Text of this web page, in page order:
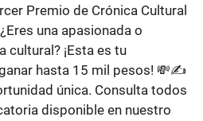
Premio de Crónica Cultural
una apasionada o
cultural? ¡Esta es tu
hasta 15 mil pesos! 💸✍️
única. Consulta todos
disponible en nuestro